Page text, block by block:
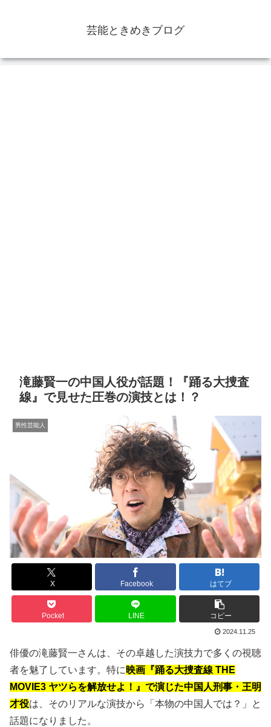
芸能ときめきブログ
滝藤賢一の中国人役が話題！『踊る大捜査
線』で見せた圧巻の演技とは！？
男性芸能人
X Facebook はてブ
Pocket LINE コピー
2024.11.25
俳優の滝藤賢一さんは、その卓越した演技力で多くの視聴
者を魅了しています。特に 映画『踊る大捜査線 THE
MOVIE3 ヤツらを解放せよ！』で演じた中国人刑事・王明
才役は、そのリアルな演技から「本物の中国人では？」と
話題になりました。